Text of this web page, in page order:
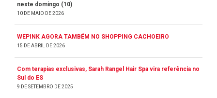
neste domingo (10)
10 DE MAIO DE 2026
WEPINK AGORA TAMBÉM NO SHOPPING CACHOEIRO
15 DE ABRIL DE 2026
Com terapias exclusivas, Sarah Rangel Hair Spa vira referência no
Sul do ES
9 DE SETEMBRO DE 2025